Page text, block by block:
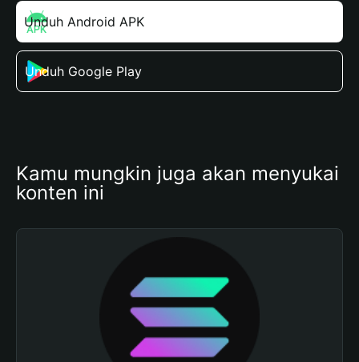
Unduh Android APK
Unduh Google Play
Kamu mungkin juga akan menyukai
konten ini